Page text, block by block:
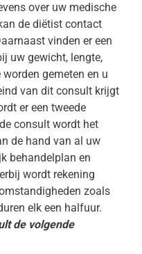
over uw medische
de diëtist contact
vinden er een
uw gewicht, lengte,
gemeten en u
van dit consult krijgt
er een tweede
consult wordt het
de hand van al uw
behandelplan en
wordt rekening
zoals
elk een halfuur.
de volgende